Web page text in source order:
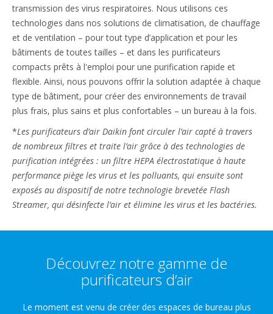
transmission des virus respiratoires. Nous utilisons ces
technologies dans nos solutions de climatisation, de chauffage
et de ventilation – pour tout type d’application et pour les
bâtiments de toutes tailles – et dans les purificateurs
compacts prêts à l'emploi pour une purification rapide et
flexible. Ainsi, nous pouvons offrir la solution adaptée à chaque
type de bâtiment, pour créer des environnements de travail
plus frais, plus sains et plus confortables – un bureau à la fois.
*Les purificateurs d’air Daikin font circuler l’air capté à travers
de nombreux filtres et traite l’air grâce à des technologies de
purification intégrées : un filtre HEPA électrostatique à haute
performance piège les virus et les polluants, qui ensuite sont
exposés au dispositif de notre technologie brevetée Flash
Streamer, qui désinfecte l’air et élimine les virus et les bactéries.
Découvrez notre gamme de
purificateurs d’air
Le moment est venu de créer des espaces de bureau plus